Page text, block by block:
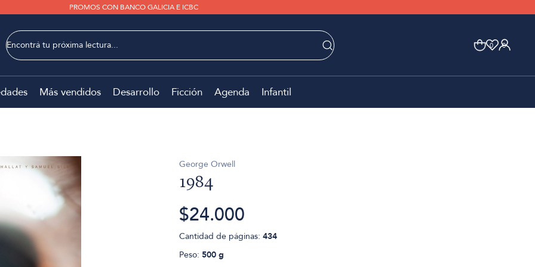
PROMOS CON BANCO GALICIA E ICBC
0 0
Más vendidos Desarrollo Ficción Agenda Infantil
George Orwell
1984
$24.000
Cantidad de páginas: 434
Peso: 500 g